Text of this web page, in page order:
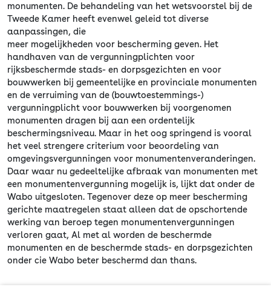
monumenten. De behandeling van het wetsvoorstel bij de
Tweede Kamer heeft evenwel geleid tot diverse
aanpassingen, die
meer mogelijkheden voor bescherming geven. Het
handhaven van de vergunningplichten voor
rijksbeschermde stads- en dorpsgezichten en voor
bouwwerken bij gemeentelijke en provinciale monumenten
en de verruiming van de (bouwtoestemmings-)
vergunningplicht voor bouwwerken bij voorgenomen
monumenten dragen bij aan een ordentelijk
beschermingsniveau. Maar in het oog springend is vooral
het veel strengere criterium voor beoordeling van
omgevingsvergunningen voor monumentenveranderingen.
Daar waar nu gedeeltelijke afbraak van monumenten met
een monumentenvergunning mogelijk is, lijkt dat onder de
Wabo uitgesloten. Tegenover deze op meer bescherming
gerichte maatregelen staat alleen dat de opschortende
werking van beroep tegen monumentenvergunningen
verloren gaat, Al met al worden de beschermde
monumenten en de beschermde stads- en dorpsgezichten
onder cie Wabo beter beschermd dan thans.